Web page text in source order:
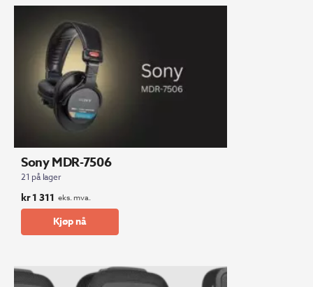
Sony MDR-7506
21 på lager
kr1 311 eks. mva.
Kjøp nå